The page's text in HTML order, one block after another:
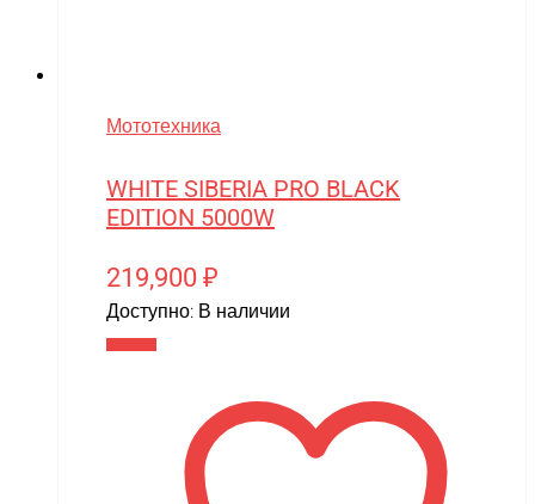
Мототехника
WHITE SIBERIA PRO BLACK
EDITION 5000W
219,900 ₽
Доступно: В наличии